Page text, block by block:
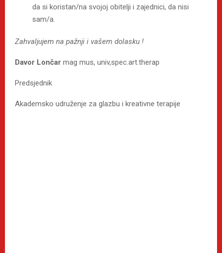
da si koristan/na svojoj obitelji i zajednici, da nisi
sam/a.
Zahvaljujem na pažnji i vašem dolasku !
Davor Lončar mag mus, univ,spec.art.therap
Predsjednik
Akademsko udruženje za glazbu i kreativne terapije